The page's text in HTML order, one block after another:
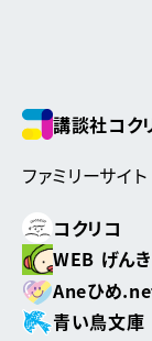
講談社コク
ファミリーサイト
コクリコ
WEB げんき
Aneひめ
青い鳥文庫